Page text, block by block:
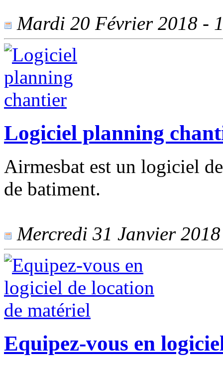
Mardi 20 Février 2018 -
Logiciel planning
Airmesbat est un logiciel
de batiment.
Mercredi 31 Janvier
Equipez-vous en